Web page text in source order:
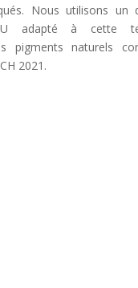
Nous utilisons un
adapté à cette
pigments naturels
2021.